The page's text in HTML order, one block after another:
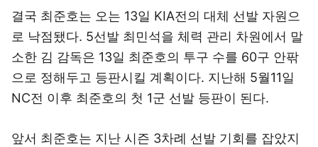
결국 최준호는 오는 13일 KIA전의 대체 선발 자원으
로 낙점됐다. 5선발 최민석을 체력 관리 차원에서 말
소한 김 감독은 13일 최준호의 투구 수를 60구 안팎
으로 정해두고 등판시킬 계획이다. 지난해 5월11일
NC전 이후 최준호의 첫 1군 선발 등판이 된다.
앞서 최준호는 지난 시즌 3차례 선발 기회를 잡았지